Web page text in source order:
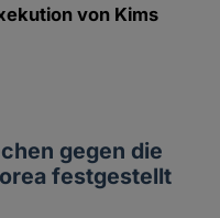
von Kims
gegen die
festgestellt